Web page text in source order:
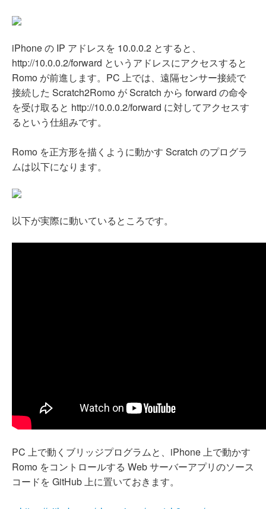
iPhone の IP アドレスを 10.0.0.2 とすると、
http://10.0.0.2/forward というアドレスにアクセスすると
Romo が前進します。PC 上では、遠隔センサー接続で
接続した Scratch2Romo が Scratch から forward の命令
を受け取ると http://10.0.0.2/forward に対してアクセスす
るという仕組みです。
Romo を正方形を描くように動かす Scratch のプログラ
ムは以下になります。
以下が実際に動いているところです。
PC 上で動くブリッジプログラムと、iPhone 上で動かす
Romo をコントロールする Web サーバーアプリのソース
コードを GitHub 上に置いておきます。